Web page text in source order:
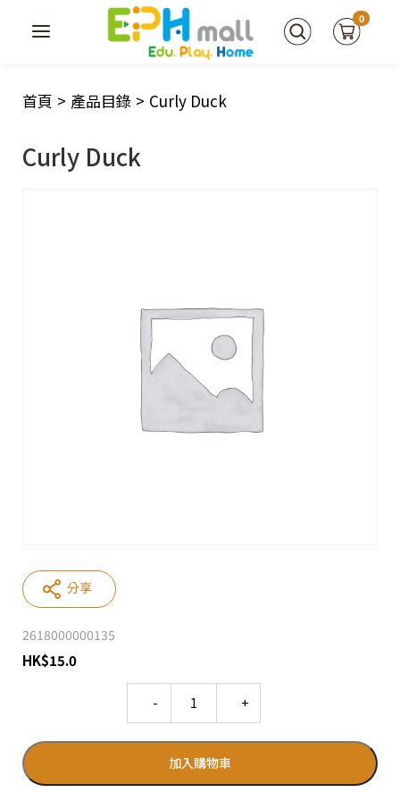
0
首頁 > 產品目錄 > Curly Duck
Curly Duck
2618000000135
HK$15.0
加入購物車
分享